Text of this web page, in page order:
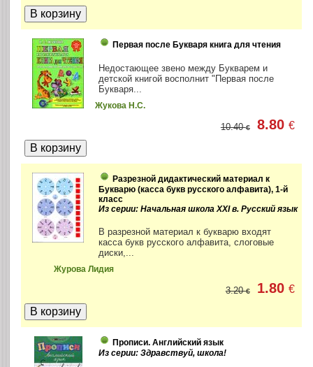
Первая после Букваря книга для чтения
Недостающее звено между Букварем и
детской книгой восполнит "Первая после
Букваря...
Жукова Н.С.
10.40€ 8.80€
Разрезной дидактический материал к
Букварю (касса букв русского алфавита), 1-й
класс
Из серии: Начальная школа XXI в. Русский язык
В разрезной материал к букварю входят
касса букв русского алфавита, слоговые
диски,...
Журова Лидия
3.20€ 1.80€
Прописи. Английский язык
Из серии: Здравствуй, школа!